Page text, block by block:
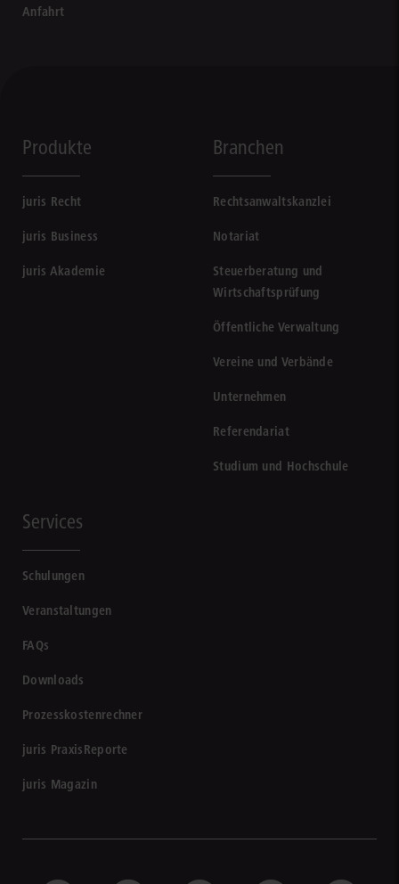
Anfahrt
Produkte
juris Recht
juris Business
juris Akademie
Branchen
Rechtsanwaltskanzlei
Notariat
Steuerberatung und
Wirtschaftsprüfung
Öffentliche Verwaltung
Vereine und Verbände
Unternehmen
Referendariat
Studium und Hochschule
Services
Schulungen
Veranstaltungen
FAQs
Downloads
Prozesskostenrechner
juris PraxisReporte
juris Magazin